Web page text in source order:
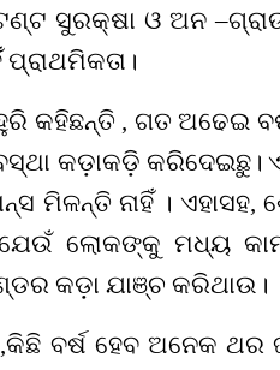
ସୁରକ୍ଷା ଓ ଅନ
କହିଛନ୍ତି , ଗତ ଅଢେଇ
କଡ଼ାକଡ଼ି କରିଦେଇଛୁ।
ମିଳନ୍ତି ନାହିଁ ।
ଲୋକଙ୍କୁ ମଧ୍ୟ
କଡ଼ା ଯାଞ୍ଚ କରିଥାଉ।
ବର୍ଷ ହେବ ଅନେକ ଥର